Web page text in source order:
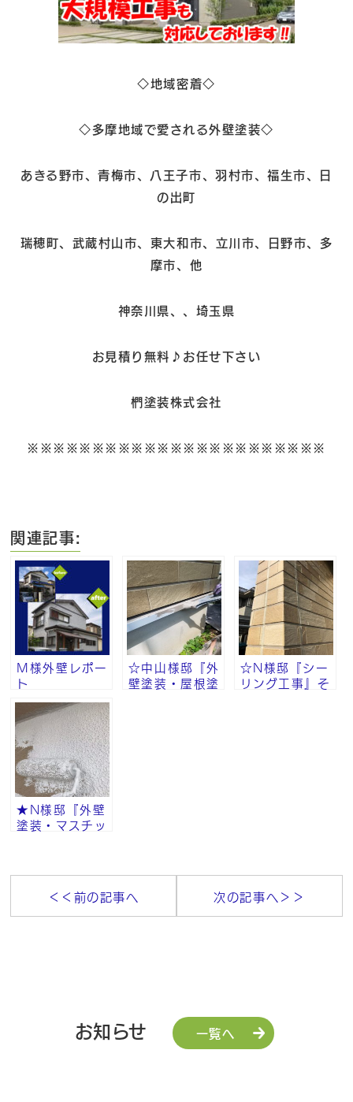
◇地域密着◇
◇多摩地域で愛される外壁塗装◇
あきる野市、青梅市、八王子市、羽村市、福生市、日
の出町
瑞穂町、武蔵村山市、東大和市、立川市、日野市、多
摩市、他
神奈川県、、埼玉県
お見積り無料♪お任せ下さい
椚塗装株式会社
※※※※※※※※※※※※※※※※※※※※※※※
関連記事:
Ｍ様外壁レポー
ト
☆中山様邸『外
壁塗装・屋根塗
☆N様邸『シー
リング工事』そ
★N様邸『外壁
塗装・マスチッ
＜＜前の記事へ 次の記事へ＞＞
お知らせ 一覧へ